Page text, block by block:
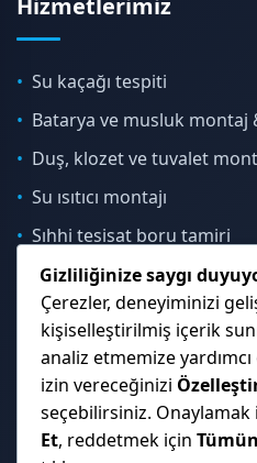
Hizmetlerimiz
Su kaçağı tespiti
Batarya ve musluk montaj
Duş, klozet ve tuvalet
Su ısıtıcı montajı
Sıhhi tesisat boru tamiri
İletişim & Konum
Çekmeköy, Sancaktepe,
Yakası genelinde hizmet
Gizliliğinize saygı
Çerezler, deneyiminizi
kişiselleştirilmiş içerik
analiz etmemize
izin vereceğinizi
seçebilirsiniz. Onaylamak
Et, reddetmek için